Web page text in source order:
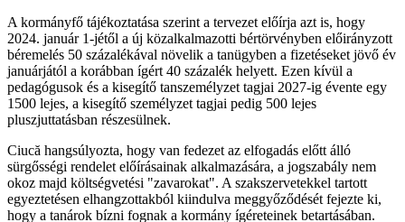
A kormányfő tájékoztatása szerint a tervezet előírja azt is, hogy
2024. január 1-jétől a új közalkalmazotti bértörvényben előirányzott
béremelés 50 százalékával növelik a tanügyben a fizetéseket jövő év
januárjától a korábban ígért 40 százalék helyett. Ezen kívül a
pedagógusok és a kisegítő tanszemélyzet tagjai 2027-ig évente egy
1500 lejes, a kisegítő személyzet tagjai pedig 500 lejes
pluszjuttatásban részesülnek.
Ciucă hangsúlyozta, hogy van fedezet az elfogadás előtt álló
sürgősségi rendelet előírásainak alkalmazására, a jogszabály nem
okoz majd költségvetési "zavarokat". A szakszervetekkel tartott
egyeztetésen elhangzottakból kiindulva meggyőződését fejezte ki,
hogy a tanárok bízni fognak a kormány ígéreteinek betartásában.